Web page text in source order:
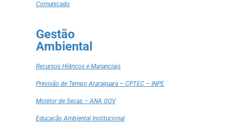
Comunicado
Gestão
Ambiental
Recursos Hídricos e Mananciais
Previsão de Tempo Araraquara – CPTEC – INPE
Monitor de Secas – ANA GOV
Educação Ambiental Institucional